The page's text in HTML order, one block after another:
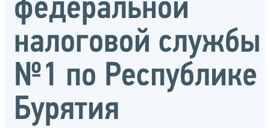
федеральной
налоговой службы
№1 по Республике
Бурятия